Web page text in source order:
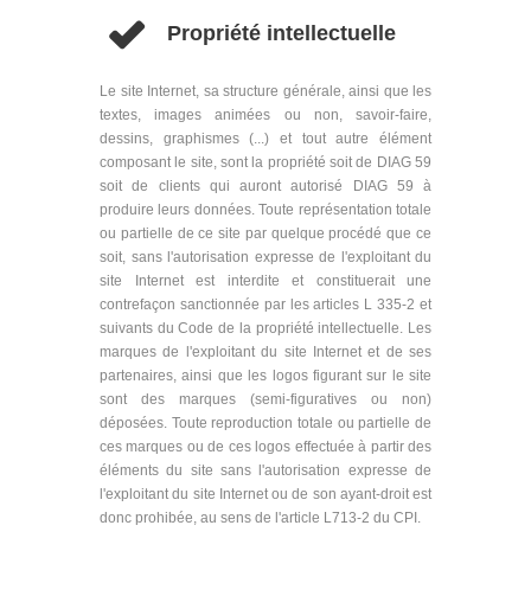
Propriété intellectuelle
Le site Internet, sa structure générale, ainsi que les
textes, images animées ou non, savoir-faire,
dessins, graphismes (...) et tout autre élément
composant le site, sont la propriété soit de DIAG 59
soit de clients qui auront autorisé DIAG 59 à
produire leurs données. Toute représentation totale
ou partielle de ce site par quelque procédé que ce
soit, sans l'autorisation expresse de l'exploitant du
site Internet est interdite et constituerait une
contrefaçon sanctionnée par les articles L 335-2 et
suivants du Code de la propriété intellectuelle. Les
marques de l'exploitant du site Internet et de ses
partenaires, ainsi que les logos figurant sur le site
sont des marques (semi-figuratives ou non)
déposées. Toute reproduction totale ou partielle de
ces marques ou de ces logos effectuée à partir des
éléments du site sans l'autorisation expresse de
l'exploitant du site Internet ou de son ayant-droit est
donc prohibée, au sens de l'article L713-2 du CPI.